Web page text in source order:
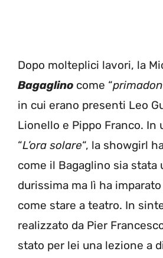
Dopo molteplici lavori, la
Bagaglino come “
in cui erano presenti Leo
Lionello e Pippo Franco. In
“L’ora solare“, la showgirl
come il Bagaglino sia stata
durissima ma lì ha
come stare a teatro. In
realizzato da Pier
stato per lei una lezione a